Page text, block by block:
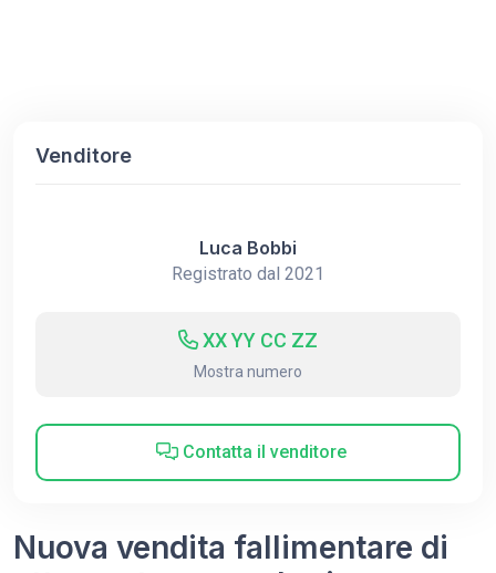
Venditore
Luca Bobbi
Registrato dal 2021
XX YY CC ZZ
Mostra numero
Contatta il venditore
Nuova vendita fallimentare di